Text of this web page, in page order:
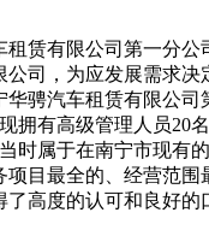
租赁有限公司第一分公
公司，为应发展需求决
华骋汽车租赁有限公司
拥有高级管理人员20
时属于在南宁市现有
项目最全的、经营范围
高度的认可和良好的